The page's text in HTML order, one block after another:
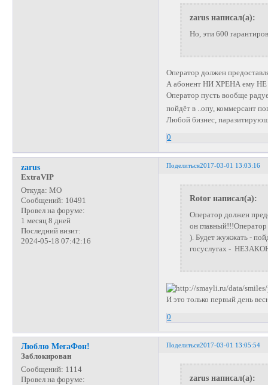
zarus написал(а):
Но, эти 600
Оператор должен
А абонент НИ ХРЕНА ему
Оператор пусть вообще
пойдёт в ..опу, коммерсант
Любой бизнес,
0
Поделиться2017-03-01 13:03:16
zarus
ExtraVIP
Откуда: МО
Сообщений: 10491
Провел на форуме:
1 месяц 8 дней
Последний визит:
2024-05-18 07:42:16
Rotor написал(а):
Оператор должен
он главный!!!Оператор
). Будет жужжать -
госуслугах -
И это только первый день
0
Поделиться2017-03-01 13:05:54
Люблю МегаФон!
Заблокирован
Сообщений: 1114
Провел на форуме:
zarus написал(а):